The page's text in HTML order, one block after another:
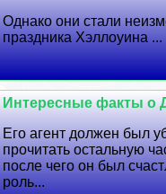
Однако они стали
праздника Хэллоуина ...
Интересные факты о
Его агент должен был
прочитать остальную
после чего он был
роль...